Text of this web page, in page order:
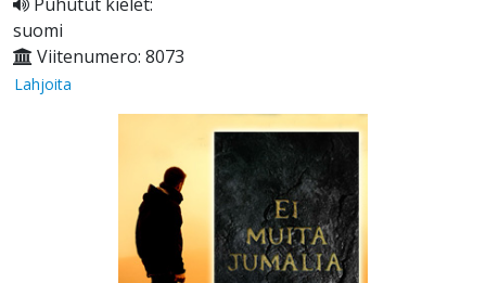
suomi
Viitenumero: 8073
Lahjoita